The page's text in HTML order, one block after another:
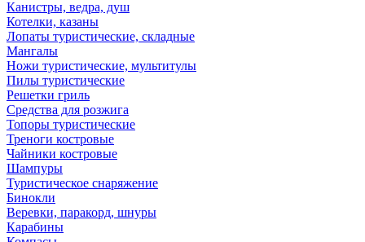
Канистры, ведра, душ
Котелки, казаны
Лопаты туристические, складные
Мангалы
Ножи туристические, мультитулы
Пилы туристические
Решетки гриль
Средства для розжига
Топоры туристические
Треноги костровые
Чайники костровые
Шампуры
Туристическое снаряжение
Бинокли
Веревки, паракорд, шнуры
Карабины